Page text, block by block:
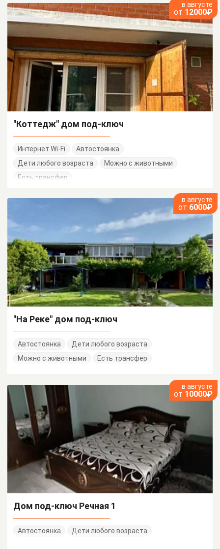
в августе
от 12000₽
"Коттедж" дом под-ключ
Интернет Wi-Fi
Автостоянка
Дети любого возраста
Можно с животными
Есть трансфер
в августе
от 6000₽
"На Реке" дом под-ключ
Автостоянка
Дети любого возраста
Можно с животными
Есть трансфер
в августе
от 10000₽
Дом под-ключ Речная 1
Автостоянка Дети любого возраста